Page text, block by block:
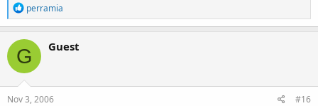
R
e
a
c
t
i
o
n
s
perramia
G Guest
Nov 3, 2006 #16